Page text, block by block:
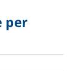
per